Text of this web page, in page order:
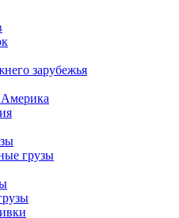
зарубежья
грузы